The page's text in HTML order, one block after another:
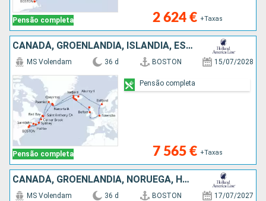
Pensão completa 2 624 € +Taxas
CANADÁ, GROENLANDIA, ISLÂNDIA, ESTADOS UNIDOS, IRLANDA, HOLANDA, NORUEGA, REINO UNIDO
Pensão completa
MS Volendam 36 d BOSTON 15/07/2028
7 565 € +Taxas
Pensão completa
CANADÁ, GROENLANDIA, NORUEGA, HOLANDA, IRLANDA, ISLÂNDIA, ESTADOS UNIDOS
MS Volendam 36 d BOSTON 17/07/2027